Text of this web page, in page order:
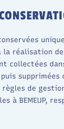
la réalisation
collectées
puis
de
à BEMEUP,